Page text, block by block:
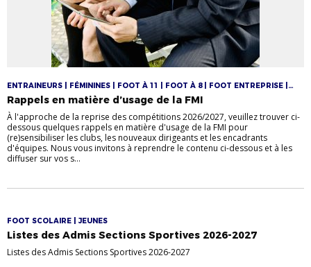
ENTRAINEURS | FÉMININES | FOOT À 11 | FOOT À 8 | FOOT ENTREPRISE |
JEUNES
Rappels en matière d’usage de la FMI
À l'approche de la reprise des compétitions 2026/2027, veuillez trouver ci-
dessous quelques rappels en matière d'usage de la FMI pour
(re)sensibiliser les clubs, les nouveaux dirigeants et les encadrants
d'équipes. Nous vous invitons à reprendre le contenu ci-dessous et à les
diffuser sur vos s...
FOOT SCOLAIRE | JEUNES
Listes des Admis Sections Sportives 2026-2027
Listes des Admis Sections Sportives 2026-2027